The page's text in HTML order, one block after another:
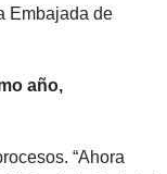
Embajada de
año,
“Ahora